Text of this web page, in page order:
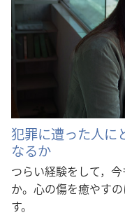
犯罪に遭った人に
なるか
つらい経験をして，
か。心の傷を癒やす
す。